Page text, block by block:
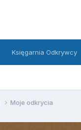
Księgarnia Odkrywcy
Moje odkrycia